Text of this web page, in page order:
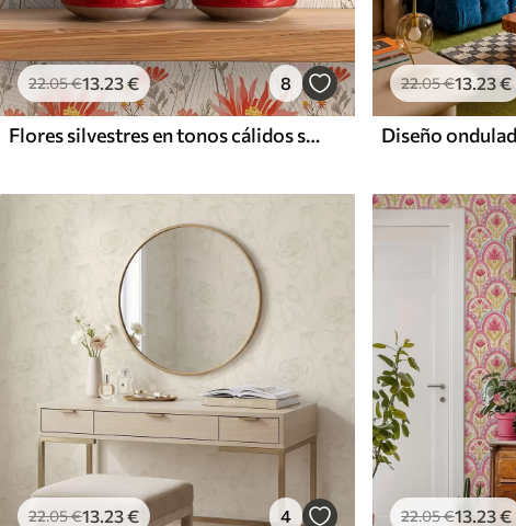
22.05€13.23€ 8
Flores silvestres en tonos cálidos sobre fondo beige
22.05€13.23€
22.05€13.23€ 4 22.05€13.23€